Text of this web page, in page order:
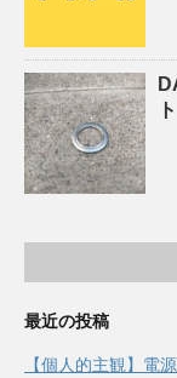
最近の投稿
【個人的主観】電